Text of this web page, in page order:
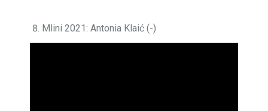
Mlini 2021: Antonia Klaić (-)